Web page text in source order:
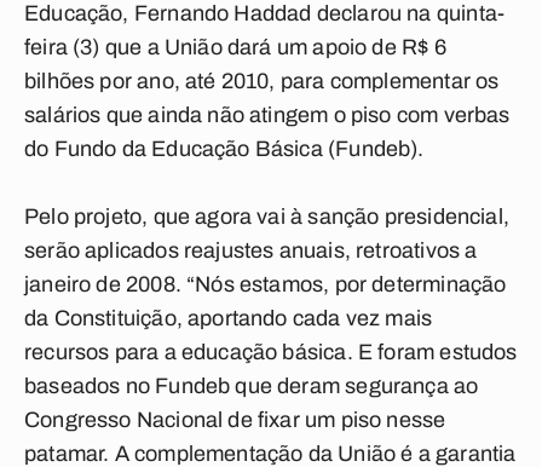
Educação, Fernando Haddad declarou na quinta-
feira (3) que a União dará um apoio de R$ 6
bilhões por ano, até 2010, para complementar os
salários que ainda não atingem o piso com verbas
do Fundo da Educação Básica (Fundeb).
Pelo projeto, que agora vai à sanção presidencial,
serão aplicados reajustes anuais, retroativos a
janeiro de 2008. “Nós estamos, por determinação
da Constituição, aportando cada vez mais
recursos para a educação básica. E foram estudos
baseados no Fundeb que deram segurança ao
Congresso Nacional de fixar um piso nesse
patamar. A complementação da União é a garantia